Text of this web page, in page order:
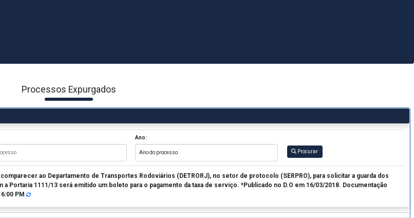
Processos Expurgados
Ano:
Procurar
ao Departamento de Transportes Rodoviários (DETRORJ), no setor de protocolo (SERPRO), para solicitar a guarda dos
1111/13 será emitido um boleto para o pagamento da taxa de serviço. *Publicado no D.O em 16/03/2018. Documentação
PM